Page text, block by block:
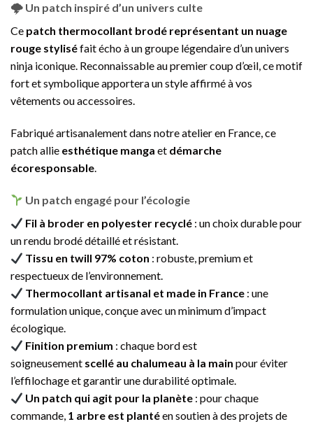
🌩️ Un patch inspiré d’un univers culte
Ce patch thermocollant brodé représentant un nuage
rouge styliséfait écho à un groupe légendaire d’un univers
ninja iconique. Reconnaissable au premier coup d’œil, ce motif
fort et symbolique apportera un style affirmé à vos
vêtements ou accessoires.
Fabriqué artisanalement dans notre atelier en France, ce
patch allie esthétique manga et démarche
écoresponsable.
Un patch engagé pour l’écologie
Fil à broder en polyester recyclé : un choix durable pour
un rendu brodé détaillé et résistant.
Tissu en twill 97% coton : robuste, premium et
respectueux de l’environnement.
Thermocollant artisanal et made in France : une
formulation unique, conçue avec un minimum d’impact
écologique.
Finition premium : chaque bord est
soigneusement scellé au chalumeau à la main pour éviter
l’effilochage et garantir une durabilité optimale.
Un patch qui agit pour la planète : pour chaque
commande, 1 arbre est plantéen soutien à des projets de